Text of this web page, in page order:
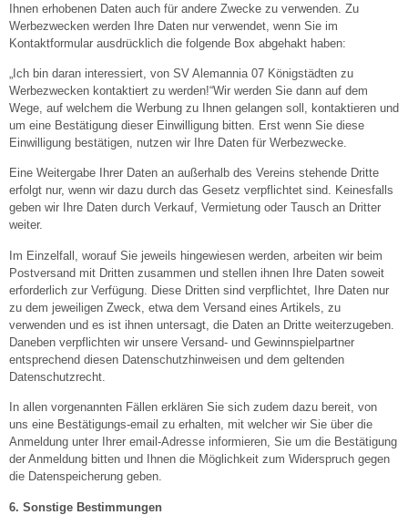
Ihnen erhobenen Daten auch für andere Zwecke zu verwenden. Zu
Werbezwecken werden Ihre Daten nur verwendet, wenn Sie im
Kontaktformular ausdrücklich die folgende Box abgehakt haben:
„Ich bin daran interessiert, von SV Alemannia 07 Königstädten zu
Werbezwecken kontaktiert zu werden!“Wir werden Sie dann auf dem
Wege, auf welchem die Werbung zu Ihnen gelangen soll, kontaktieren und
um eine Bestätigung dieser Einwilligung bitten. Erst wenn Sie diese
Einwilligung bestätigen, nutzen wir Ihre Daten für Werbezwecke.
Eine Weitergabe Ihrer Daten an außerhalb des Vereins stehende Dritte
erfolgt nur, wenn wir dazu durch das Gesetz verpflichtet sind. Keinesfalls
geben wir Ihre Daten durch Verkauf, Vermietung oder Tausch an Dritter
weiter.
Im Einzelfall, worauf Sie jeweils hingewiesen werden, arbeiten wir beim
Postversand mit Dritten zusammen und stellen ihnen Ihre Daten soweit
erforderlich zur Verfügung. Diese Dritten sind verpflichtet, Ihre Daten nur
zu dem jeweiligen Zweck, etwa dem Versand eines Artikels, zu
verwenden und es ist ihnen untersagt, die Daten an Dritte weiterzugeben.
Daneben verpflichten wir unsere Versand- und Gewinnspielpartner
entsprechend diesen Datenschutzhinweisen und dem geltenden
Datenschutzrecht.
In allen vorgenannten Fällen erklären Sie sich zudem dazu bereit, von
uns eine Bestätigungs-email zu erhalten, mit welcher wir Sie über die
Anmeldung unter Ihrer email-Adresse informieren, Sie um die Bestätigung
der Anmeldung bitten und Ihnen die Möglichkeit zum Widerspruch gegen
die Datenspeicherung geben.
6. Sonstige Bestimmungen